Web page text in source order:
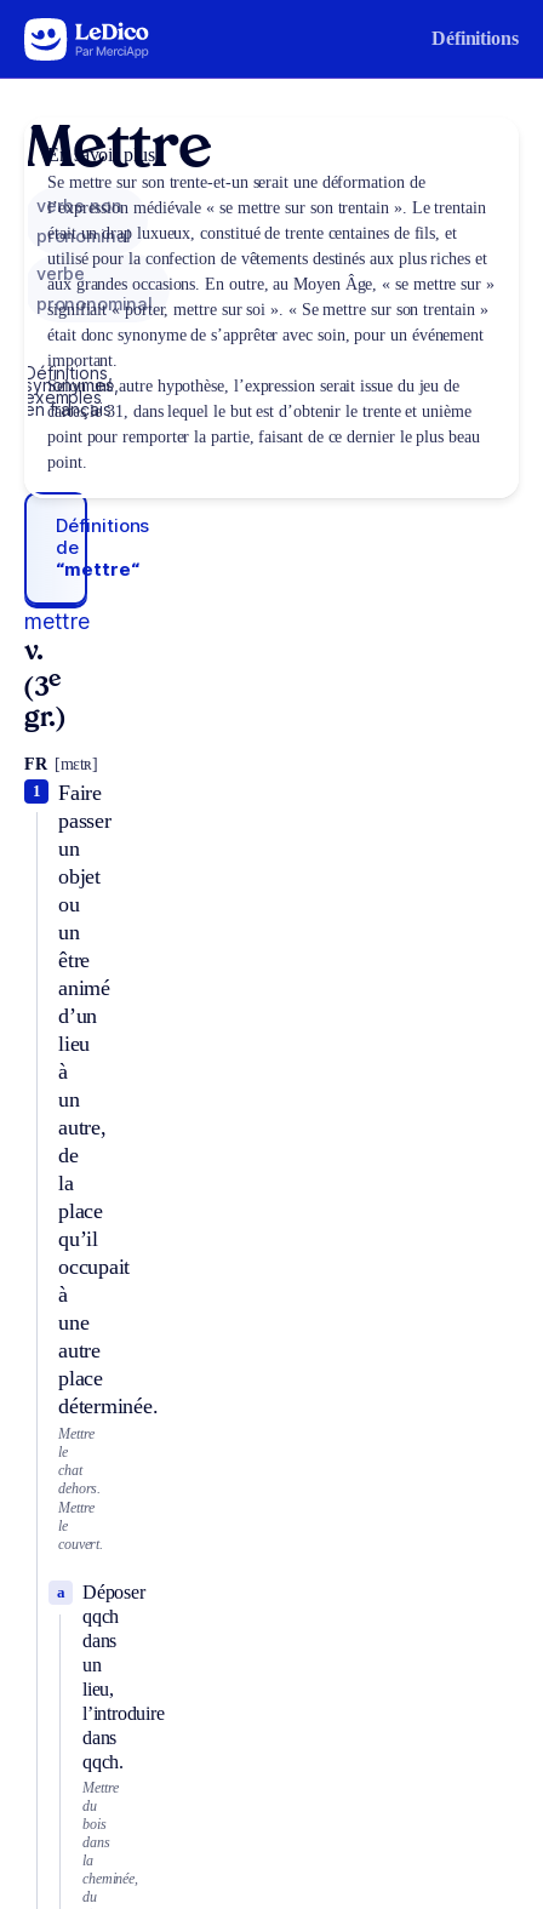
Aller au contenu Définitions
Mettre
verbe non
pronominal
verbe
prononominal
Définitions,
synonymes,
exemples
en français
Définitions
de
“mettre“
mettre
v.
(3e
gr.)
FR [mɛtʀ]
Faire
passer
un
objet
ou
un
être
animé
d’un
lieu
à
un
autre,
de
la
place
qu’il
occupait
à
une
autre
place
déterminée.
1
Mettre
le
chat
dehors.
Mettre
le
couvert.
Déposer
qqch
dans
un
lieu,
l’introduire
dans
qqch.
a
Mettre
du
bois
dans
la
cheminée,
du
En savoir plus
Se mettre sur son trente-et-un serait une déformation de
l’expression médiévale « se mettre sur son trentain ». Le trentain
était un drap luxueux, constitué de trente centaines de fils, et
utilisé pour la confection de vêtements destinés aux plus riches et
aux grandes occasions. En outre, au Moyen Âge, « se mettre sur »
signifiait « porter, mettre sur soi ». « Se mettre sur son trentain »
était donc synonyme de s’apprêter avec soin, pour un événement
important.
Selon une autre hypothèse, l’expression serait issue du jeu de
cartes le 31, dans lequel le but est d’obtenir le trente et unième
point pour remporter la partie, faisant de ce dernier le plus beau
point.